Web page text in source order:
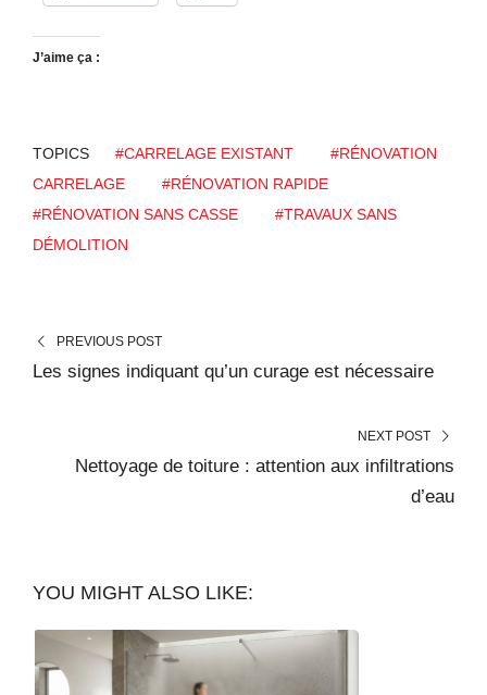
J’aime ça :
TOPICS #CARRELAGE EXISTANT
#RÉNOVATION
CARRELAGE
#RÉNOVATION RAPIDE
#RÉNOVATION SANS CASSE
#TRAVAUX SANS
DÉMOLITION
PREVIOUS POST
Les signes indiquant qu’un curage est nécessaire
NEXT POST
Nettoyage de toiture : attention aux infiltrations
d’eau
YOU MIGHT ALSO LIKE: